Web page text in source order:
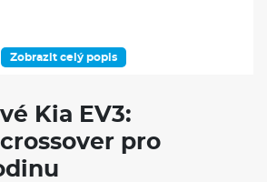
VÝBAVA VOZU
tempomat (SCC 2) + Stop&Go
systém ESC
(s možností deaktivace)
boční skla
Zobrazit celý popis
Kia EV3:
pro